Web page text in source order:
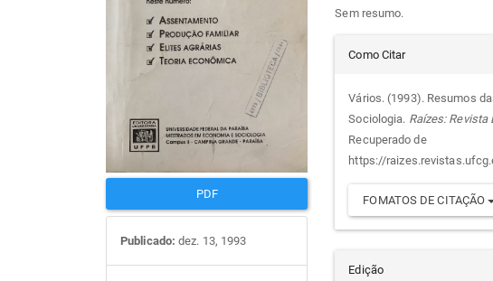
artigos
PDF
Publicado: dez. 13, 1993
principal
Sem resumo.
Detalhes
do
artigo
Como Citar
Vários. (1993). Resumos
Sociologia. Raízes:
Recuperado de
https://
FOMATOS DE CITAÇÃO
Edição